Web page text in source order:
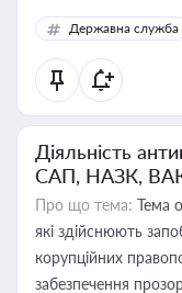
Державна служба
Діяльність
САП, НАЗК,
Про що тема: Тема
які здійснюють
корупційних
забезпечення